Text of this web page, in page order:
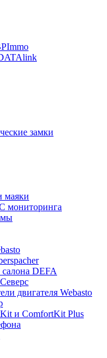
замки
маяки
мониторинга
DEFA
двигателя Webasto
и ComfortKit Plus